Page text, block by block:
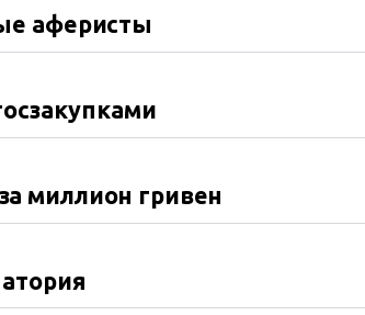
аферисты
миллион гривен